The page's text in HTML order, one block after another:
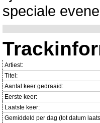
speciale
Artiest:
Titel:
Aantal keer gedraaid:
Eerste keer:
Laatste keer:
Gemiddeld per dag (tot datum